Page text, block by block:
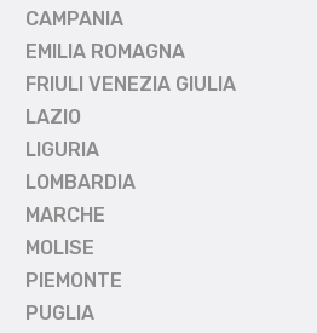
CAMPANIA
EMILIA ROMAGNA
FRIULI VENEZIA GIULIA
LAZIO
LIGURIA
LOMBARDIA
MARCHE
MOLISE
PIEMONTE
PUGLIA